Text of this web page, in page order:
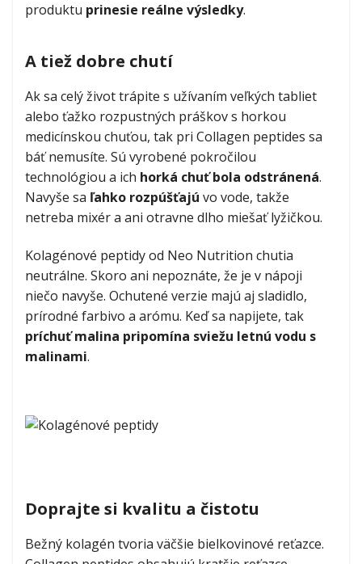
od39,99 €
vitamine-
c-
neo-
nutrition.jpg
Vitamín C v prášku
4.901644.9
( 122)
od4,99 €
produktu prinesie reálne výsledky.
A tiež dobre chutí
Ak sa celý život trápite s užívaním veľkých tabliet
alebo ťažko rozpustných práškov s horkou
medicínskou chuťou, tak pri Collagen peptides sa
báť nemusíte. Sú vyrobené pokročilou
technológiou a ich horká chuť bola odstránená.
Navyše sa ľahko rozpúšťajú vo vode, takže
netreba mixér a ani otravne dlho miešať lyžičkou.
Kolagénové peptidy od Neo Nutrition chutia
neutrálne. Skoro ani nepoznáte, že je v nápoji
niečo navyše. Ochutené verzie majú aj sladidlo,
prírodné farbivo a arómu. Keď sa napijete, tak
príchuť malina pripomína sviežu letnú vodu s
malinami.
Doprajte si kvalitu a čistotu
Bežný kolagén tvoria väčšie bielkovinové reťazce.